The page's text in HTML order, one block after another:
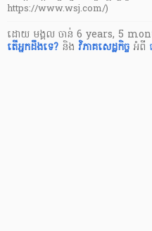
https://www.wsj.com/)
ដោយ មង្គល ចាន់ 6 years, 5
តើ​អ្នក​ដឹងទេ? និង វិភាគសេដ្ឋកិច្ច អំពី